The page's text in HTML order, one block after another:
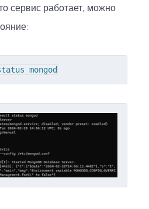
сервис работает, можно
mongod